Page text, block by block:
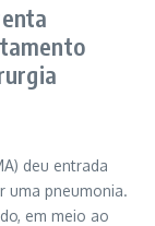
deu entrada
uma pneumonia.
em meio ao